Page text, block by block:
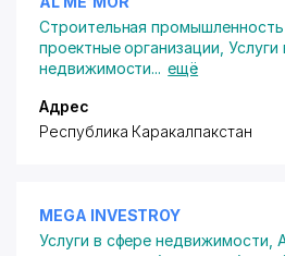
Строительная промышленность
проектные организации Услуги
недвижимости... ещё
Адрес
Республика Каракалпакстан
MEGA INVESTROY
Услуги в сфере недвижимости